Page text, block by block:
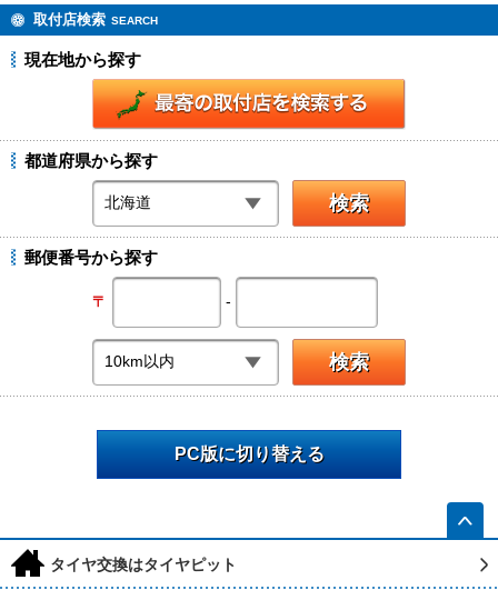
取付店検索 SEARCH
現在地から探す
都道府県から探す
郵便番号から探す
〒 -
PC版に切り替える
h タイヤ交換はタイヤピット